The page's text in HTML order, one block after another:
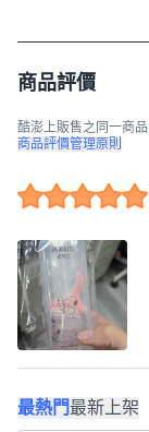
商品評價
酷澎上販售之同一商
商品評價管理原則
最熱門最新上架